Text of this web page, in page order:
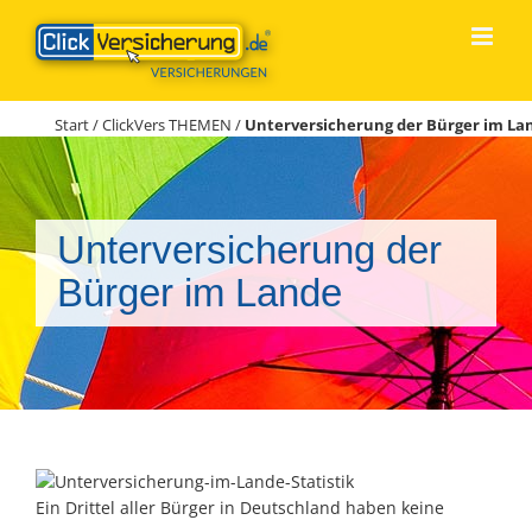
Inhalt
springen
Start/ClickVers THEMEN / Unterversicherung der Bürger im
Unterversicherung der
Bürger im Lande
Ein Drittel aller Bürger in Deutschland haben keine